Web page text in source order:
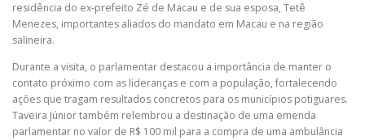
residência do ex-prefeito Zé de Macau e de sua esposa, Tetê
Menezes, importantes aliados do mandato em Macau e na região
salineira.
Durante a visita, o parlamentar destacou a importância de manter o
contato próximo com as lideranças e com a população, fortalecendo
ações que tragam resultados concretos para os municípios potiguares.
Taveira Júnior também relembrou a destinação de uma emenda
parlamentar no valor de R$ 100 mil para a compra de uma ambulância